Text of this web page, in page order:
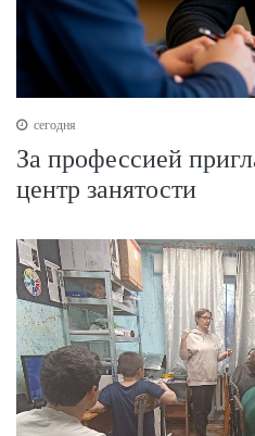
сегодня
За профессией
центр занятости